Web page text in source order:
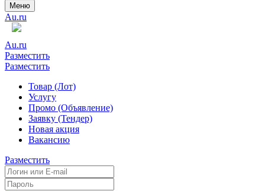
Меню
Au.ru
Au.ru
Разместить
Разместить
Товар (Лот)
Услугу
Промо (Объявление)
Заявку (Тендер)
Новая акция
Вакансию
Разместить